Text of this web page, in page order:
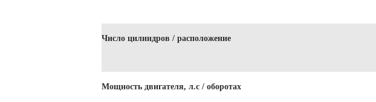
Число цилиндров / расположение
Мощность двигателя, л.с / оборотах